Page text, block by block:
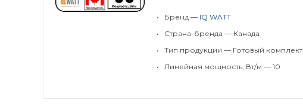
• Бренд — IQ WATT
•
Страна-бренда — Канада
•
Тип продукции — Готовый комплект
•
Линейная мощность, Вт/м — 10